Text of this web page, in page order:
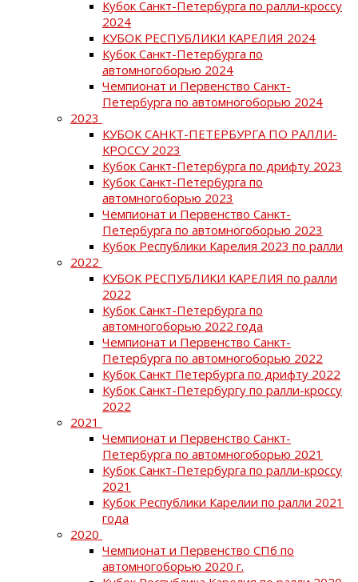
Кубок Санкт-Петербурга по ралли-кроссу
2024
КУБОК РЕСПУБЛИКИ КАРЕЛИЯ 2024
Кубок Санкт-Петербурга по
автомногоборью 2024
Чемпионат и Первенство Санкт-
Петербурга по автомногоборью 2024
2023
КУБОК САНКТ-ПЕТЕРБУРГА ПО РАЛЛИ-
КРОССУ 2023
Кубок Санкт-Петербурга по дрифту 2023
Кубок Санкт-Петербурга по
автомногоборью 2023
Чемпионат и Первенство Санкт-
Петербурга по автомногоборью 2023
Кубок Республики Карелия 2023 по ралли
2022
КУБОК РЕСПУБЛИКИ КАРЕЛИЯ по ралли
2022
Кубок Санкт-Петербурга по
автомногоборью 2022 года
Чемпионат и Первенство Санкт-
Петербурга по автомногоборью 2022
Кубок Санкт Петербурга по дрифту 2022
Кубок Санкт-Петербургу по ралли-кроссу
2022
2021
Чемпионат и Первенство Санкт-
Петербурга по автомногоборью 2021
Кубок Санкт-Петербурга по ралли-кроссу
2021
Кубок Республики Карелии по ралли 2021
года
2020
Чемпионат и Первенство СПб по
автомногоборью 2020 г.